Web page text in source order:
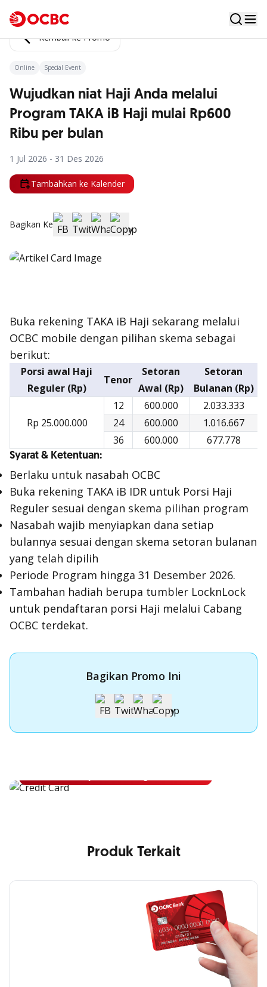
Kembali ke Promo
Online Special Event
Wujudkan niat Haji Anda melalui
Program TAKA iB Haji mulai Rp600
Ribu per bulan
1 Jul 2026 - 31 Des 2026
Tambahkan ke Kalender
Bagikan Ke
Buka rekening TAKA iB Haji sekarang melalui
OCBC mobile dengan pilihan skema sebagai
berikut:
Porsi awal Haji
Reguler (Rp)
Tenor
Setoran
Awal (Rp)
Setoran
Bulanan (Rp)
Rp 25.000.000
12 600.000
2.033.333
24
600.000
1.016.667
36
600.000 677.778
Syarat & Ketentuan:
Berlaku untuk nasabah OCBC
Buka rekening TAKA iB IDR untuk Porsi Haji
Reguler sesuai dengan skema pilihan program
Nasabah wajib menyiapkan dana setiap
bulannya sesuai dengan skema setoran bulanan
yang telah dipilih
Periode Program hingga 31 Desember 2026.
Tambahan hadiah berupa tumbler LocknLock
untuk pendaftaran porsi Haji melalui Cabang
OCBC terdekat.
Bagikan Promo Ini
Apply Kartu Kredit OCBC
Produk Terkait